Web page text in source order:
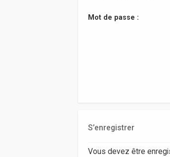
Mot de passe :
S’enregistrer
Vous devez être